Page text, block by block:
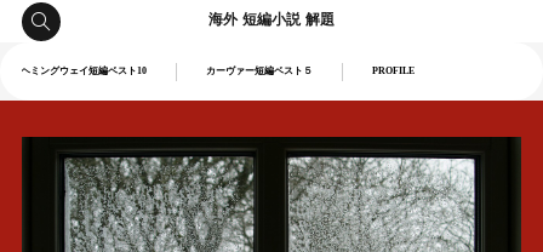
海外 短編小説 解題
ヘミングウェイ短編ベスト10 カーヴァー短編ベスト５ PROFILE